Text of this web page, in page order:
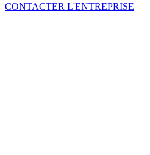
CONTACTER L'ENTREPRISE